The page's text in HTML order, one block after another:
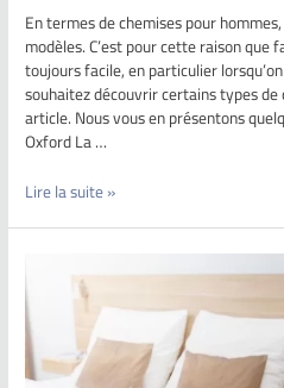
En termes de chemises pour
modèles. C’est pour cette raison que
toujours facile, en particulier
souhaitez découvrir certains types
article. Nous vous en présentons
Oxford La …
Lire la suite »